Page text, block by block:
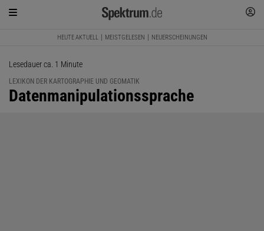
HEUTE AKTUELL MEISTGELESEN NEUERSCHEINUNGEN
Lesedauer ca. 1 Minute
LEXIKON DER KARTOGRAPHIE UND GEOMATIK
:
Datenmanipulationssprache